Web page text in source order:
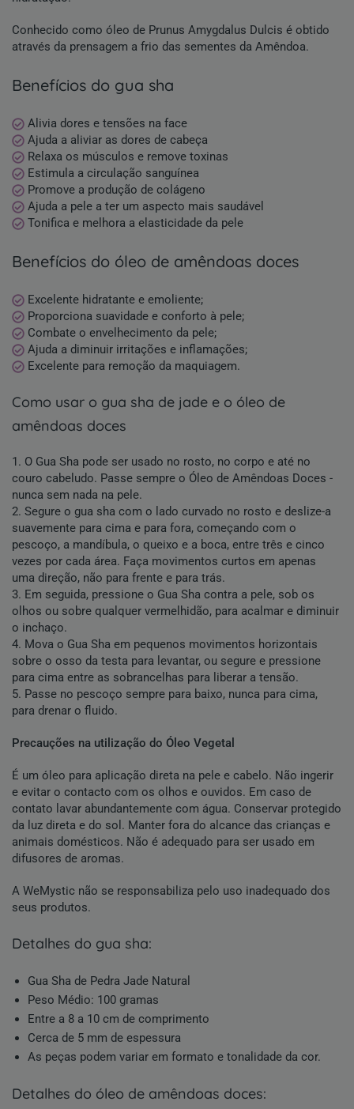
Conhecido como óleo de Prunus Amygdalus Dulcis é obtido
através da prensagem a frio das sementes da Amêndoa.
benefícios do gua sha
Alivia dores e tensões na face
Ajuda a aliviar as dores de cabeça
Relaxa os músculos e remove toxinas
Estimula a circulação sanguínea
Promove a produção de colágeno
Ajuda a pele a ter um aspecto mais saudável
Tonifica e melhora a elasticidade da pele
benefícios do óleo de amêndoas doces
Excelente hidratante e emoliente;
Proporciona suavidade e conforto à pele;
Combate o envelhecimento da pele;
Ajuda a diminuir irritações e inflamações;
Excelente para remoção da maquiagem.
como usar o gua sha de jade e o óleo de
amêndoas doces
1. O Gua Sha pode ser usado no rosto, no corpo e até no
couro cabeludo. Passe sempre o Óleo de Amêndoas Doces -
nunca sem nada na pele.
2. Segure o gua sha com o lado curvado no rosto e deslize-a
suavemente para cima e para fora, começando com o
pescoço, a mandíbula, o queixo e a boca, entre três e cinco
vezes por cada área. Faça movimentos curtos em apenas
uma direção, não para frente e para trás.
3. Em seguida, pressione o Gua Sha contra a pele, sob os
olhos ou sobre qualquer vermelhidão, para acalmar e diminuir
o inchaço.
4. Mova o Gua Sha em pequenos movimentos horizontais
sobre o osso da testa para levantar, ou segure e pressione
para cima entre as sobrancelhas para liberar a tensão.
5. Passe no pescoço sempre para baixo, nunca para cima,
para drenar o fluido.
Precauções na utilização do Óleo Vegetal
É um óleo para aplicação direta na pele e cabelo. Não ingerir
e evitar o contacto com os olhos e ouvidos. Em caso de
contato lavar abundantemente com água. Conservar protegido
da luz direta e do sol. Manter fora do alcance das crianças e
animais domésticos. Não é adequado para ser usado em
difusores de aromas.
A WeMystic não se responsabiliza pelo uso inadequado dos
seus produtos.
detalhes do gua sha:
Gua Sha de Pedra Jade Natural
Peso Médio: 100 gramas
Entre a 8 a 10 cm de comprimento
Cerca de 5 mm de espessura
As peças podem variar em formato e tonalidade da cor.
detalhes do óleo de amêndoas doces: